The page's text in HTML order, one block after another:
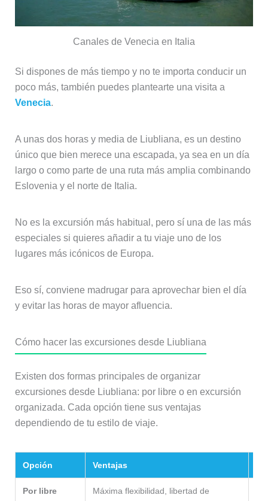
Canales de Venecia en Italia
Si dispones de más tiempo y no te importa conducir un
poco más, también puedes plantearte una visita a
Venecia.
A unas dos horas y media de Liubliana, es un destino
único que bien merece una escapada, ya sea en un día
largo o como parte de una ruta más amplia combinando
Eslovenia y el norte de Italia.
No es la excursión más habitual, pero sí una de las más
especiales si quieres añadir a tu viaje uno de los
lugares más icónicos de Europa.
Eso sí, conviene madrugar para aprovechar bien el día
y evitar las horas de mayor afluencia.
Cómo hacer las excursiones desde Liubliana
Existen dos formas principales de organizar
excursiones desde Liubliana: por libre o en excursión
organizada. Cada opción tiene sus ventajas
dependiendo de tu estilo de viaje.
Opción Ventajas
Por libre
Máxima flexibilidad, libertad de